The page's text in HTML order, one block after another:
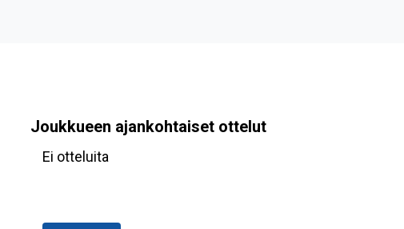
Joukkueen ajankohtaiset ottelut
Ei otteluita